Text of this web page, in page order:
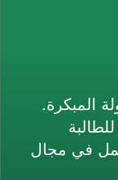
المبكرة.
في مجال